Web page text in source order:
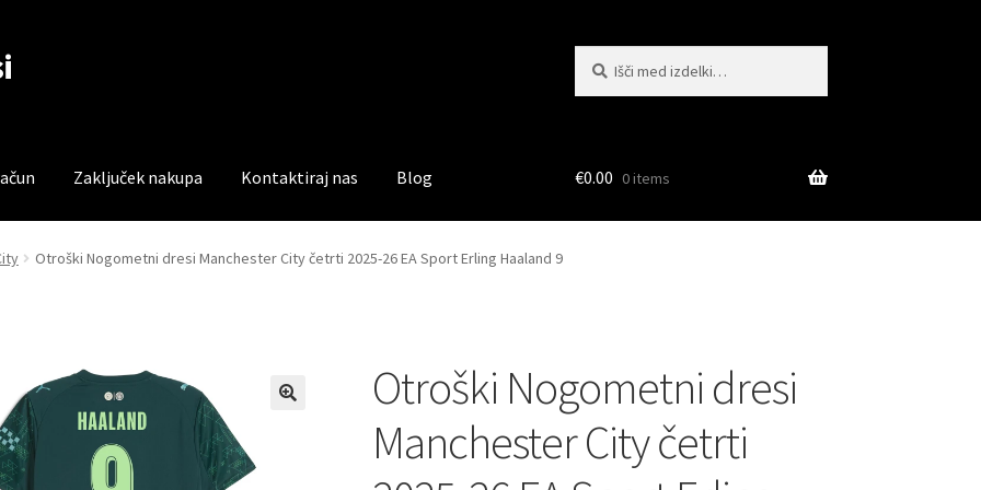
Zaključek nakupa Kontaktiraj nas Blog
Trgovina Zaključek nakupa
€0.00 0 items
Otroški Nogometni dresi Manchester City četrti 2025-26 EA Sport Erling Haaland 9
Otroški Nogometni dresi
Manchester City četrti